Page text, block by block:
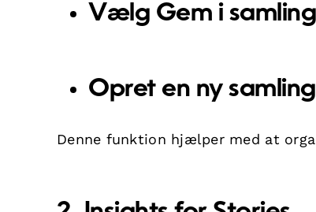
Vælg Gem i samling
Opret en ny
Denne funktion hjælper med at